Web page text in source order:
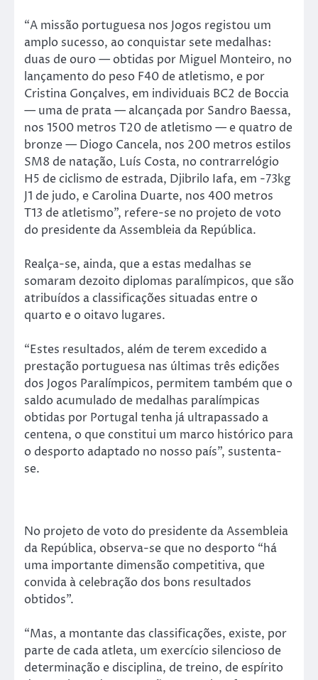
“A missão portuguesa nos Jogos registou um
amplo sucesso, ao conquistar sete medalhas:
duas de ouro — obtidas por Miguel Monteiro, no
lançamento do peso F40 de atletismo, e por
Cristina Gonçalves, em individuais BC2 de Boccia
— uma de prata — alcançada por Sandro Baessa,
nos 1500 metros T20 de atletismo — e quatro de
bronze — Diogo Cancela, nos 200 metros estilos
SM8 de natação, Luís Costa, no contrarrelógio
H5 de ciclismo de estrada, Djibrilo Iafa, em -73kg
J1 de judo, e Carolina Duarte, nos 400 metros
T13 de atletismo”, refere-se no projeto de voto
do presidente da Assembleia da República.
Realça-se, ainda, que a estas medalhas se
somaram dezoito diplomas paralímpicos, que são
atribuídos a classificações situadas entre o
quarto e o oitavo lugares.
“Estes resultados, além de terem excedido a
prestação portuguesa nas últimas três edições
dos Jogos Paralímpicos, permitem também que o
saldo acumulado de medalhas paralímpicas
obtidas por Portugal tenha já ultrapassado a
centena, o que constitui um marco histórico para
o desporto adaptado no nosso país”, sustenta-
se.
No projeto de voto do presidente da Assembleia
da República, observa-se que no desporto “há
uma importante dimensão competitiva, que
convida à celebração dos bons resultados
obtidos”.
“Mas, a montante das classificações, existe, por
parte de cada atleta, um exercício silencioso de
determinação e disciplina, de treino, de espírito